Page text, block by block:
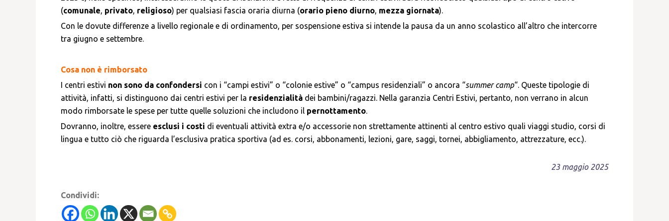
(comunale, privato, religioso) per qualsiasi fascia oraria diurna (orario pieno diurno, mezza giornata).
Con le dovute differenze a livello regionale e di ordinamento, per sospensione estiva si intende la pausa da un anno scolastico all’altro che intercorre
tra giugno e settembre.
Cosa non è rimborsato
I centri estivi non sono da confondersi con i “campi estivi” o “colonie estive” o “campus residenziali” o ancora “summer camp“. Queste tipologie di
attività, infatti, si distinguono dai centri estivi per la residenzialità dei bambini/ragazzi. Nella garanzia Centri Estivi, pertanto, non verrano in alcun
modo rimborsate le spese per tutte quelle soluzioni che includono il pernottamento.
Dovranno, inoltre, essere esclusi i costi di eventuali attività extra e/o accessorie non strettamente attinenti al centro estivo quali viaggi studio, corsi di
lingua e tutto ciò che riguarda l’esclusiva pratica sportiva (ad es. corsi, abbonamenti, lezioni, gare, saggi, tornei, abbigliamento, attrezzature, ecc.).
23 maggio 2025
Condividi: